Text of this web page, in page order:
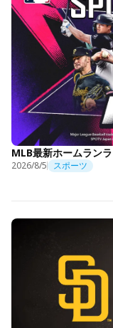
MLB最新ホームラン
2026/8/5 スポーツ